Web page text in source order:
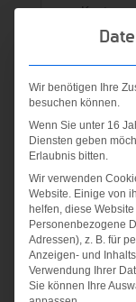
Kanten
Farblich
kommt
Inhalt: 1
geeignet.
zu
werfen,
werfen;
Wir benötigen Ihre
besuchen können.
Wenn Sie unter 16
Diensten geben
Erlaubnis bitten.
Wir verwenden
Website. Einige von
helfen, diese
Personenbezogene
Adressen), z. B. für
Anzeigen- und
Verwendung Ihrer
Sie können Ihre